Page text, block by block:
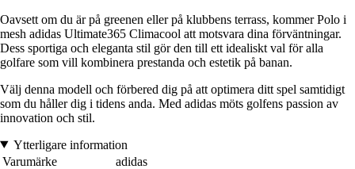
Oavsett om du är på greenen eller på klubbens terrass, kommer Polo i
mesh adidas Ultimate365 Climacool att motsvara dina förväntningar.
Dess sportiga och eleganta stil gör den till ett idealiskt val för alla
golfare som vill kombinera prestanda och estetik på banan.
Välj denna modell och förbered dig på att optimera ditt spel samtidigt
som du håller dig i tidens anda. Med adidas möts golfens passion av
innovation och stil.
Ytterligare information
Varumärke
adidas